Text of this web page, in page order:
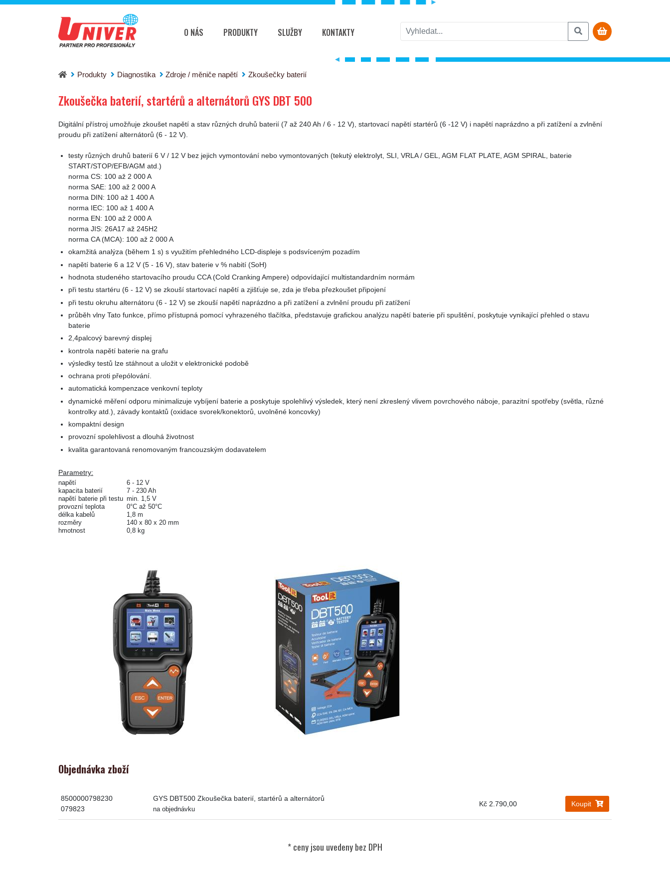
O NÁS PRODUKTY SLUŽBY KONTAKTY
Produkty Diagnostika Zdroje / měniče napětí Zkoušečky baterií
Zkoušečka baterií, startérů a alternátorů GYS DBT 500
Zkoušečka baterií, startérů a alternátorů GYS DBT 500
Digitální přístroj umožňuje zkoušet napětí a stav různých druhů baterií (7 až 240 Ah / 6 - 12 V), startovací napětí startérů (6 -12 V) i napětí naprázdno a při zatížení a zvlnění
proudu při zatížení alternátorů (6 - 12 V).
testy různých druhů baterií 6 V / 12 V bez jejich vymontování nebo vymontovaných (tekutý elektrolyt, SLI, VRLA / GEL, AGM FLAT PLATE, AGM SPIRAL, baterie
START/STOP/EFB/AGM atd.)
norma CS: 100 až 2 000 A
norma SAE: 100 až 2 000 A
norma DIN: 100 až 1 400 A
norma IEC: 100 až 1 400 A
norma EN: 100 až 2 000 A
norma JIS: 26A17 až 245H2
norma CA (MCA): 100 až 2 000 A
okamžitá analýza (během 1 s) s využitím přehledného LCD-displeje s podsvíceným pozadím
napětí baterie 6 a 12 V (5 - 16 V), stav baterie v % nabití (SoH)
hodnota studeného startovacího proudu CCA (Cold Cranking Ampere) odpovídající multistandardním normám
při testu startéru (6 - 12 V) se zkouší startovací napětí a zjišťuje se, zda je třeba přezkoušet připojení
při testu okruhu alternátoru (6 - 12 V) se zkouší napětí naprázdno a při zatížení a zvlnění proudu při zatížení
průběh vlny Tato funkce, přímo přístupná pomocí vyhrazeného tlačítka, představuje grafickou analýzu napětí baterie při spuštění, poskytuje vynikající přehled o stavu
baterie
2,4palcový barevný displej
kontrola napětí baterie na grafu
výsledky testů lze stáhnout a uložit v elektronické podobě
ochrana proti přepólování.
automatická kompenzace venkovní teploty
dynamické měření odporu minimalizuje vybíjení baterie a poskytuje spolehlivý výsledek, který není zkreslený vlivem povrchového náboje, parazitní spotřeby (světla, různé
kontrolky atd.), závady kontaktů (oxidace svorek/konektorů, uvolněné koncovky)
kompaktní design
provozní spolehlivost a dlouhá životnost
kvalita garantovaná renomovaným francouzským dodavatelem
Parametry:
napětí
kapacita baterií
napětí baterie při testu
provozní teplota
délka kabelů
rozměry
hmotnost
6 - 12 V
7 - 230 Ah
min. 1,5 V
0°C až 50°C
1,8 m
140 x 80 x 20 mm
0,8 kg
Objednávka zboží
8500000798230
079823
GYS DBT500 Zkoušečka baterií, startérů a alternátorů
na objednávku
Kč 2.790,00 Koupit